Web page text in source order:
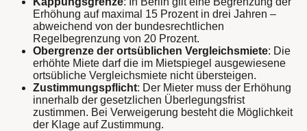
Erhöhung auf maximal 15 Prozent in drei Jahren –
abweichend von der bundesrechtlichen
Regelbegrenzung von 20 Prozent.
Obergrenze der ortsüblichen Vergleichsmiete: Die
erhöhte Miete darf die im Mietspiegel ausgewiesene
ortsübliche Vergleichsmiete nicht übersteigen.
Zustimmungspflicht: Der Mieter muss der Erhöhung
innerhalb der gesetzlichen Überlegungsfrist
zustimmen. Bei Verweigerung besteht die Möglichkeit
der Klage auf Zustimmung.